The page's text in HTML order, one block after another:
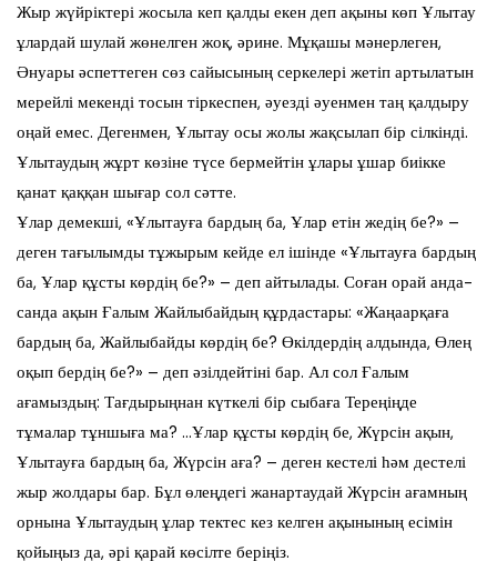
Жыр жүйріктері жосыла кеп қалды екен деп ақыны көп Ұлытау
ұлардай шулай жөнелген жоқ, әрине. Мұқашы мәнерлеген,
Әнуары әспеттеген сөз сайысының серкелері жетіп артылатын
мерейлі мекенді тосын тіркеспен, әуезді әуенмен таң қалдыру
оңай емес. Дегенмен, Ұлытау осы жолы жақсылап бір сілкінді.
Ұлытаудың жұрт көзіне түсе бермейтін ұлары ұшар биікке
қанат қаққан шығар сол сәтте.
Ұлар демекші, «Ұлытауға бардың ба, Ұлар етін жедің бе?» –
деген тағылымды тұжырым кейде ел ішінде «Ұлытауға бардың
ба, Ұлар құсты көрдің бе?» – деп айтылады. Соған орай анда-
санда ақын Ғалым Жайлыбайдың құрдастары: «Жаңаарқаға
бардың ба, Жайлыбайды көрдің бе? Өкілдердің алдында, Өлең
оқып бердің бе?» – деп әзілдейтіні бар. Ал сол Ғалым
ағамыздың: Тағдырыңнан күткелі бір сыбаға Тереңіңде
тұмалар тұншыға ма? …Ұлар құсты көрдің бе, Жүрсін ақын,
Ұлытауға бардың ба, Жүрсін аға? – деген кестелі һәм дестелі
жыр жолдары бар. Бұл өлеңдегі жанартаудай Жүрсін ағамның
орнына Ұлытаудың ұлар тектес кез келген ақынының есімін
қойыңыз да, әрі қарай көсілте беріңіз.